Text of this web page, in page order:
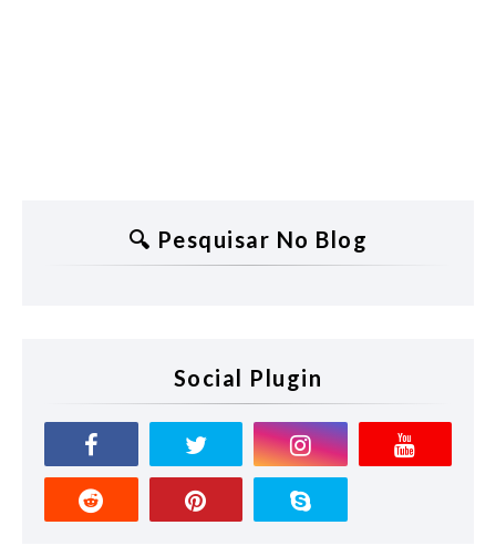
🔍 Pesquisar No Blog
Social Plugin